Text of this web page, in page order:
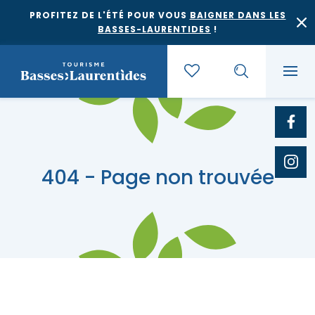
PROFITEZ DE L'ÉTÉ POUR VOUS BAIGNER DANS LES
BASSES-LAURENTIDES !
Agrotourisme et saveurs régionales
Festivals et événements
Où dormir
Bases de plein air
404 - Page non trouvée